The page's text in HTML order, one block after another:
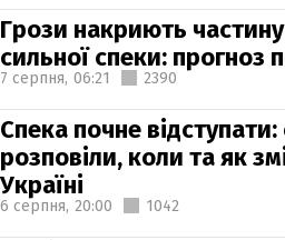
Грози накриють
сильної спеки: прогноз
7 серпня, 06:21 2390
Спека почне
розповіли, коли та як
Україні
6 серпня, 20:00 1042